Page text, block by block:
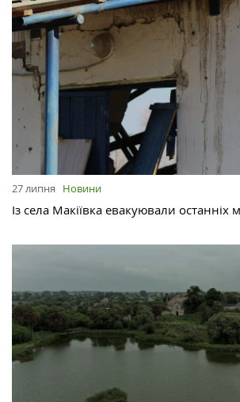
27 липня Новини
Із села Макіївка евакуювали останніх